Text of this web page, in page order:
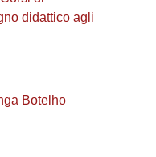
didattico agli
Botelho